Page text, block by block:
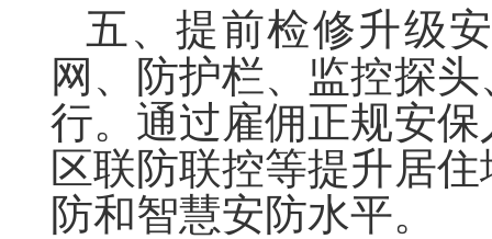
五、提前检修升级
网、防护栏、监控探
行。通过雇佣正规安
区联防联控等提升居
防和智慧安防水平。